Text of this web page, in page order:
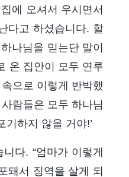
에 오셔서 우시면서
다고 하셨습니다. 할
나님을 믿는단 말이
온 집안이 모두 연루
으로 이렇게 반박했
람들은 모두 하나님
하지 않을 거야!’
다. “엄마가 이렇게
돼서 징역을 살게 되